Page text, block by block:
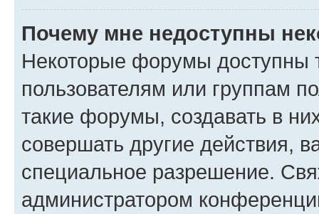
Почему мне недоступны
Некоторые форумы доступны
пользователям или группам
такие форумы, создавать в
совершать другие действия,
специальное разрешение.
администратором